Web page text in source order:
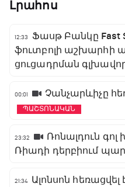
Լրահոս
12:33
Ֆասթ Բանկը Fast
ֆուտբոլի աշխարհի
ցուցադրման
00:01 Չանչարևիչը
ՊԱՇՏՈՆԱԿԱՆ
23:32
Ռոնալդուն
Ռիադի դերբիում
21:34 Ալոնսոն